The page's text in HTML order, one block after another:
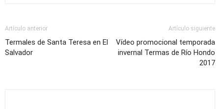
Artículo anterior
Termales de Santa Teresa en El
Salvador
Artículo siguiente
Vídeo promocional temporada
invernal Termas de Río Hondo
2017